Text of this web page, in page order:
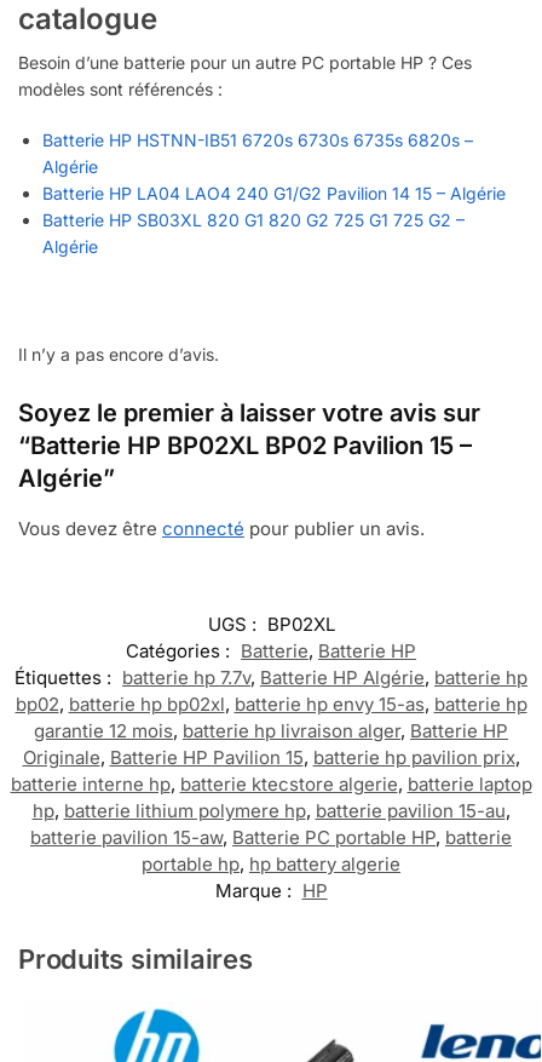
catalogue
Besoin d’une batterie pour un autre PC portable HP ? Ces
modèles sont référencés :
Batterie HP HSTNN-IB51 6720s 6730s 6735s 6820s –
Algérie
Batterie HP LA04 LAO4 240 G1/G2 Pavilion 14 15 – Algérie
Batterie HP SB03XL 820 G1 820 G2 725 G1 725 G2 –
Algérie
Il n’y a pas encore d’avis.
Soyez le premier à laisser votre avis sur
“Batterie HP BP02XL BP02 Pavilion 15 –
Algérie”
Vous devez être connecté pour publier un avis.
UGS : BP02XL
Catégories : Batterie, Batterie HP
Étiquettes : batterie hp 7.7v, Batterie HP Algérie, batterie hp
bp02, batterie hp bp02xl, batterie hp envy 15-as, batterie hp
garantie 12 mois, batterie hp livraison alger, Batterie HP
Originale, Batterie HP Pavilion 15, batterie hp pavilion prix,
batterie interne hp, batterie ktecstore algerie, batterie laptop
hp, batterie lithium polymere hp, batterie pavilion 15-au,
batterie pavilion 15-aw, Batterie PC portable HP, batterie
portable hp, hp battery algerie
Marque : HP
Produits similaires